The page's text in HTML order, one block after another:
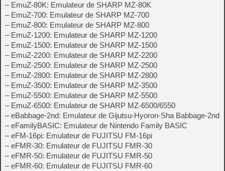
– EmuZ-80K: Emulateur de SHARP MZ-80K
– EmuZ-700: Emulateur de SHARP MZ-700
– EmuZ-800: Emulateur de SHARP MZ-800
– EmuZ-1200: Emulateur de SHARP MZ-1200
– EmuZ-1500: Emulateur de SHARP MZ-1500
– EmuZ-2200: Emulateur de SHARP MZ-2200
– EmuZ-2500: Emulateur de SHARP MZ-2500
– EmuZ-2800: Emulateur de SHARP MZ-2800
– EmuZ-3500: Emulateur de SHARP MZ-3500
– EmuZ-5500: Emulateur de SHARP MZ-5500
– EmuZ-6500: Emulateur de SHARP MZ-6500/6550
– eBabbage-2nd: Emulateur de Gijutsu-Hyoron-Sha Babbage-2nd
– eFamilyBASIC: Emulateur de Nintendo Family BASIC
– eFM-16pi: Emulateur de FUJITSU FM-16pi
– eFMR-30: Emulateur de FUJITSU FMR-30
– eFMR-50: Emulateur de FUJITSU FMR-50
– eFMR-60: Emulateur de FUJITSU FMR-60